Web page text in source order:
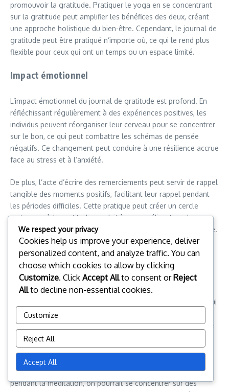
promouvoir la gratitude. Pratiquer le yoga en se concentrant
sur la gratitude peut amplifier les bénéfices des deux, créant
une approche holistique du bien-être. Cependant, le journal de
gratitude peut être pratiqué n’importe où, ce qui le rend plus
flexible pour ceux qui ont un temps ou un espace limité.
Impact émotionnel
L’impact émotionnel du journal de gratitude est profond. En
réfléchissant régulièrement à des expériences positives, les
individus peuvent réorganiser leur cerveau pour se concentrer
sur le bon, ce qui peut combattre les schémas de pensée
négatifs. Ce changement peut conduire à une résilience accrue
face au stress et à l’anxiété.
De plus, l’acte d’écrire des remerciements peut servir de rappel
tangible des moments positifs, facilitant leur rappel pendant
les périodes difficiles. Cette pratique peut créer un cercle
vertueux, où la gratitude conduit à une amélioration de
l’humeur, ce qui encourage à son tour davantage de gratitude.
Pratiques de pleine conscience
Le journal de gratitude est une forme de pratique de pleine
conscience qui encourage la conscience du moment présent.
Contrairement à certaines techniques de pleine conscience qui
peuvent nécessiter une formation extensive ou des
environnements spécifiques, le journal de gratitude est simple
et peut être effectué n’importe où.
Incorporer la gratitude dans d’autres pratiques de pleine
conscience peut améliorer leur efficacité. Par exemple,
pendant la méditation, on pourrait se concentrer sur des
We respect your privacy
Cookies help us improve your experience, deliver
personalized content, and analyze traffic. You can
choose which cookies to allow by clicking
Customize. Click Accept Allto consent orReject
Allto decline non-essential cookies.
Customize
Reject All
Accept All